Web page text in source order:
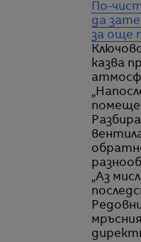
По-
да
за още
казва
„Аз